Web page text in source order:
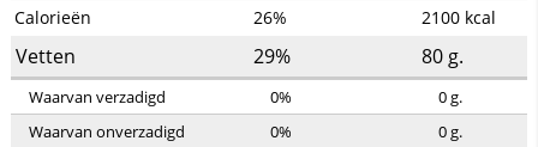
Calorieën 26% 2100 kcal
Vetten 29% 80 g.
Waarvan verzadigd 0% 0g.
Waarvan onverzadigd
0% 0g.